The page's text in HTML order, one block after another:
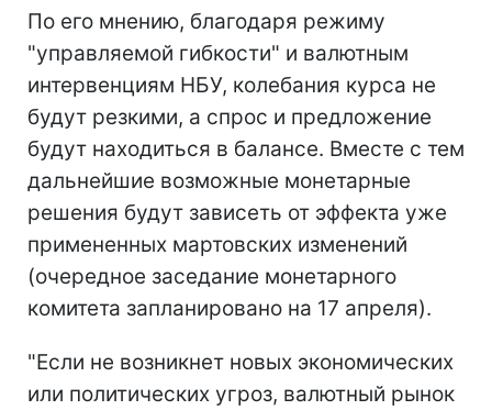
По его мнению, благодаря режиму
"управляемой гибкости" и валютным
интервенциям НБУ, колебания курса не
будут резкими, а спрос и предложение
будут находиться в балансе. Вместе с тем
дальнейшие возможные монетарные
решения будут зависеть от эффекта уже
примененных мартовских изменений
(очередное заседание монетарного
комитета запланировано на 17 апреля).
"Если не возникнет новых экономических
или политических угроз, валютный рынок